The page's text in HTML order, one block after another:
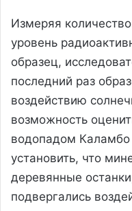
Измеряя
уровень
образец,
последний раз
воздействию
возможность
водопадом Каламбо
установить, что
деревянные
подвергались